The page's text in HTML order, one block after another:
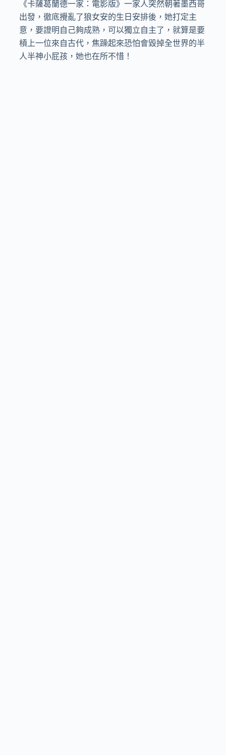
《卡薩葛蘭德一家：電影版》一家人突然朝著墨西哥
出發，徹底攪亂了狼女安的生日安排後，她打定主
意，要證明自己夠成熟，可以獨立自主了，就算是要
槓上一位來自古代，焦躁起來恐怕會毀掉全世界的半
人半神小屁孩，她也在所不惜！